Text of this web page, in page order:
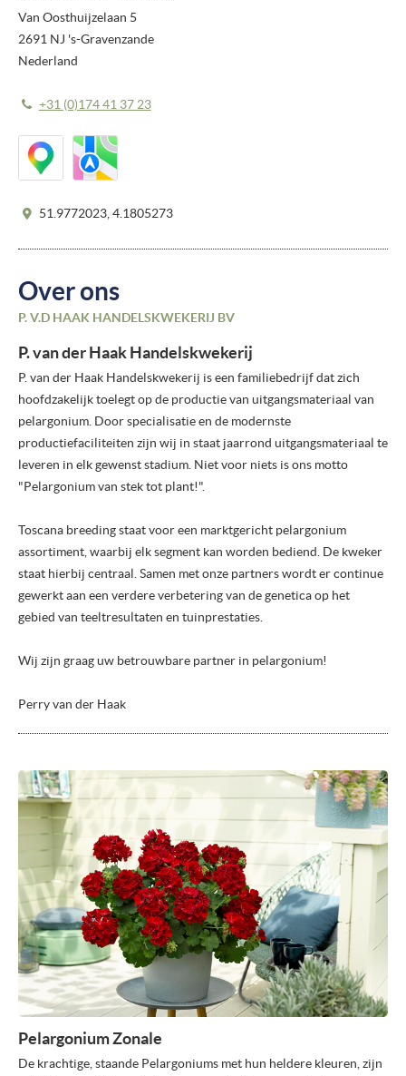
Van Oosthuijzelaan 5
2691 NJ 's-Gravenzande
Nederland
+31 (0)174 41 37 23
51.9772023, 4.1805273
Over ons
P. V.D HAAK HANDELSKWEKERIJ BV
P. van der Haak Handelskwekerij
P. van der Haak Handelskwekerij is een familiebedrijf dat zich
hoofdzakelijk toelegt op de productie van uitgangsmateriaal van
pelargonium. Door specialisatie en de modernste
productiefaciliteiten zijn wij in staat jaarrond uitgangsmateriaal te
leveren in elk gewenst stadium. Niet voor niets is ons motto
"Pelargonium van stek tot plant!".
Toscana breeding staat voor een marktgericht pelargonium
assortiment, waarbij elk segment kan worden bediend. De kweker
staat hierbij centraal. Samen met onze partners wordt er continue
gewerkt aan een verdere verbetering van de genetica op het
gebied van teeltresultaten en tuinprestaties.
Wij zijn graag uw betrouwbare partner in pelargonium!
Perry van der Haak
Pelargonium Zonale
De krachtige, staande Pelargoniums met hun heldere kleuren, zijn